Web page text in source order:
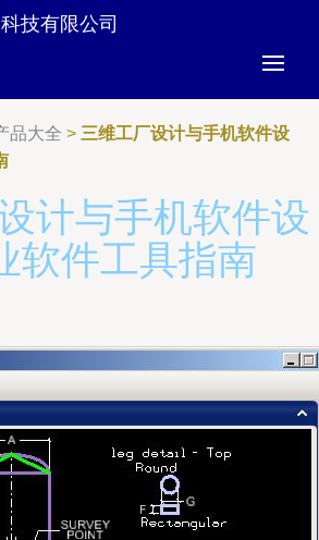
技有限公司
品大全 > 三维工厂设计与手机软件设
计与手机软件设
软件工具指南